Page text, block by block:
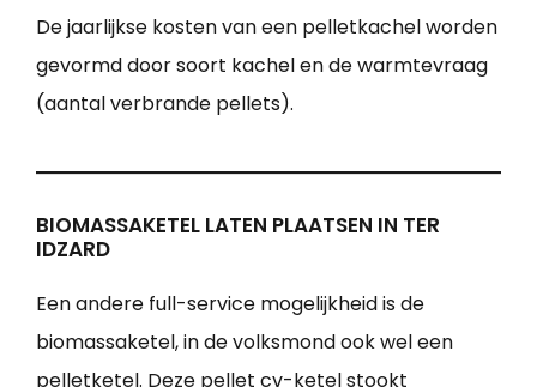
De jaarlijkse kosten van een pelletkachel worden
gevormd door soort kachel en de warmtevraag
(aantal verbrande pellets).
BIOMASSAKETEL LATEN PLAATSEN IN TER
IDZARD
Een andere full-service mogelijkheid is de
biomassaketel, in de volksmond ook wel een
pelletketel. Deze pellet cv-ketel stookt